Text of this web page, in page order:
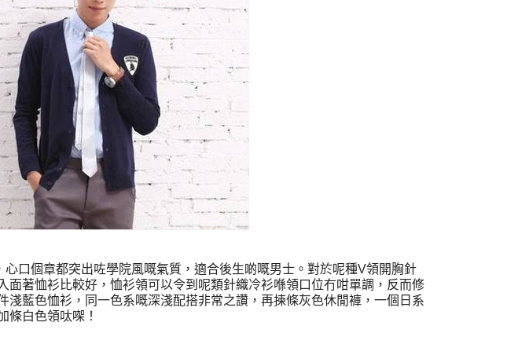
口個章都突出咗學院風嘅氣質，適合後生啲嘅男士。對於呢種V領開胸針
面著恤衫比較好，恤衫領可以令到呢類針織冷衫喺領口位冇咁單調，反而修
淺藍色恤衫，同一色系嘅深淺配搭非常之讚，再揀條灰色休閒褲，一個日系
條白色領呔㗎！